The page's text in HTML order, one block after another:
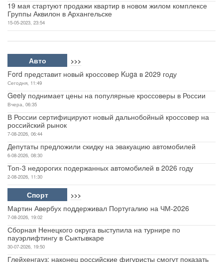
19 мая стартуют продажи квартир в новом жилом комплексе
Группы Аквилон в Архангельске
15-05-2023, 23:54
Авто >>>
Ford представит новый кроссовер Kuga в 2029 году
Сегодня, 11:49
Geely поднимает цены на популярные кроссоверы в России
Вчера, 06:35
В России сертифицируют новый дальнобойный кроссовер на
российский рынок
7-08-2026, 06:44
Депутаты предложили скидку на эвакуацию автомобилей
6-08-2026, 08:30
Топ-3 недорогих подержанных автомобилей в 2026 году
2-08-2026, 11:30
Спорт >>>
Мартин Авербух поддерживал Португалию на ЧМ-2026
7-08-2026, 19:02
Сборная Ненецкого округа выступила на турнире по
пауэрлифтингу в Сыктывкаре
30-07-2026, 19:50
Глейхенгауз: наконец российские фигуристы смогут показать